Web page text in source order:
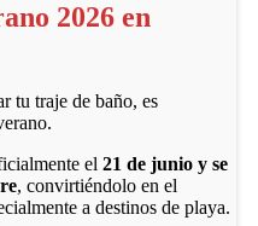
2026 en
tu traje de baño, es
el 21 de junio y se
, convirtiéndolo en el
a destinos de playa.